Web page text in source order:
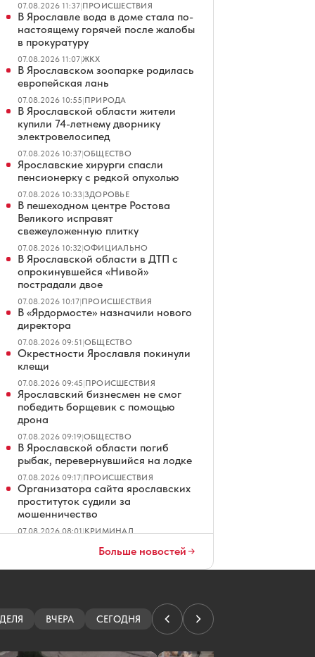
07.08.2026 11:37|ПРОИСШЕСТВИЯ
В Ярославле вода в доме стала по-
настоящему горячей после жалобы
в прокуратуру
07.08.2026 11:07|ЖКХ
В Ярославском зоопарке родилась
европейская лань
07.08.2026 10:55|ПРИРОДА
В Ярославской области жители
купили 74-летнему дворнику
электровелосипед
07.08.2026 10:37|ОБЩЕСТВО
Ярославские хирурги спасли
пенсионерку с редкой опухолью
07.08.2026 10:33|ЗДОРОВЬЕ
В пешеходном центре Ростова
Великого исправят
свежеуложенную плитку
07.08.2026 10:32|ОФИЦИАЛЬНО
В Ярославской области в ДТП с
опрокинувшейся «Нивой»
пострадали двое
07.08.2026 10:17|ПРОИСШЕСТВИЯ
В «Ярдормосте» назначили нового
директора
07.08.2026 09:51|ОБЩЕСТВО
Окрестности Ярославля покинули
клещи
07.08.2026 09:45|ПРОИСШЕСТВИЯ
Ярославский бизнесмен не смог
победить борщевик с помощью
дрона
07.08.2026 09:19|ОБЩЕСТВО
В Ярославской области погиб
рыбак, перевернувшийся на лодке
07.08.2026 09:17|ПРОИСШЕСТВИЯ
Организатора сайта ярославских
проституток судили за
мошенничество
07.08.2026 08:01|КРИМИНАЛ
на платных парковках
07.08.2026 07:01|ОБЩЕСТВО
Ярославец просит не превращать
Тверицкий пляж в волейбольную
площадку
Больше новостей
ВЧЕРА СЕГОДНЯ